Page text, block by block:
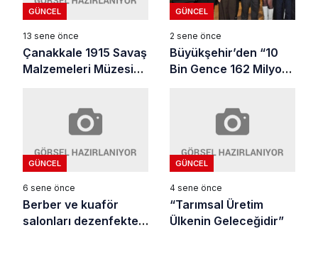
GÜNCEL
13 sene önce
Çanakkale 1915 Savaş
Malzemeleri Müzesi
GÜNCEL
2 sene önce
Büyükşehir’den “10
Bin Gence 162 Milyon
GÜNCEL
6 sene önce
Berber ve kuaför
salonları dezenfekte
GÜNCEL
4 sene önce
“Tarımsal Üretim
Ülkenin Geleceğidir”